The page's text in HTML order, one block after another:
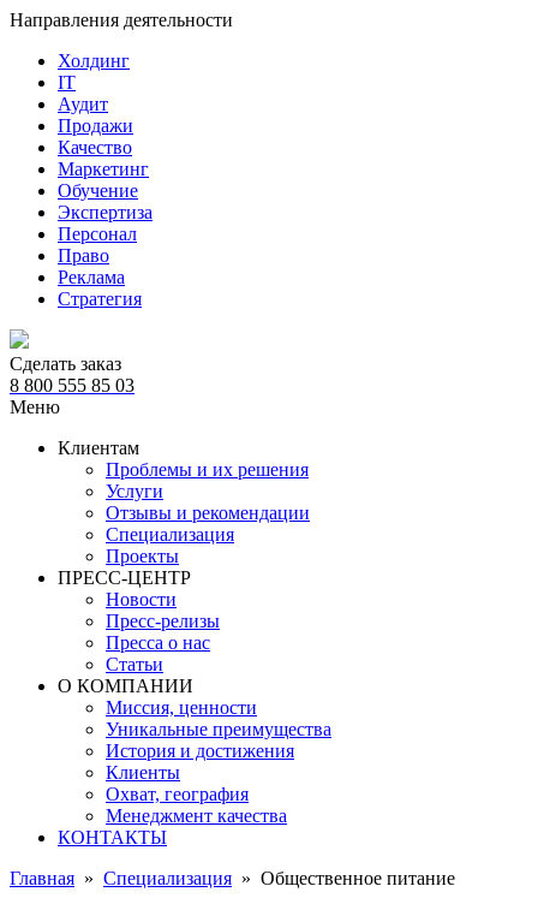
Направления деятельности
Холдинг
IT
Аудит
Продажи
Качество
Маркетинг
Обучение
Экспертиза
Персонал
Право
Реклама
Стратегия
Сделать заказ
8 800 555 85 03
Меню
Клиентам
Проблемы и их решения
Услуги
Отзывы и рекомендации
Специализация
Проекты
ПРЕСС-ЦЕНТР
Новости
Пресс-релизы
Пресса о нас
Статьи
О КОМПАНИИ
Миссия, ценности
Уникальные преимущества
История и достижения
Клиенты
Охват, география
Менеджмент качества
КОНТАКТЫ
Главная » Специализация » Общественное питание